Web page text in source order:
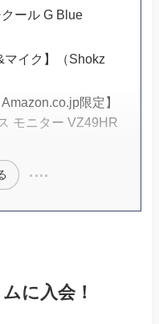
クール G Blue
マイク】（Shokz
限定】
モニター VZ49HR
に入会！